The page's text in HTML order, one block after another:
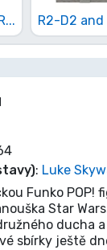
R2-D2 and
: Luke
Funko POP!
Star
ducha
sbírky ještě